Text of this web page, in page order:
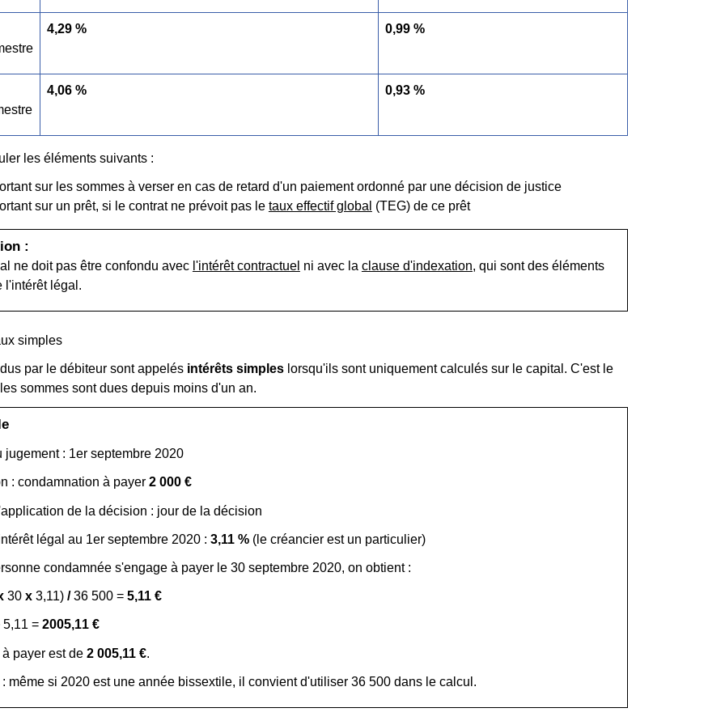
4,29 % 0,99 %
4,06 % 0,93 %
les éléments suivants :
sur les sommes à verser en cas de retard d'un paiement ordonné par une décision de justice
sur un prêt, si le contrat ne prévoit pas le taux effectif global (TEG) de ce prêt
:
ne doit pas être confondu avec l'intérêt contractuel ni avec la clause d'indexation, qui sont des éléments
l'intérêt légal.
simples
par le débiteur sont appelés intérêts simpleslorsqu'ils sont uniquement calculés sur le capital. C'est le
sommes sont dues depuis moins d'un an.
jugement : 1erseptembre 2020
: condamnation à payer 2 000 €
de la décision : jour de la décision
légal au 1erseptembre 2020 : 3,11 %(le créancier est un particulier)
condamnée s'engage à payer le 30 septembre 2020, on obtient :
30 x3,11) /36 500 = 5,11 €
5,11 = 2005,11 €
à payer est de 2 005,11 €.
: même si 2020 est une année bissextile, il convient d'utiliser 36 500 dans le calcul.